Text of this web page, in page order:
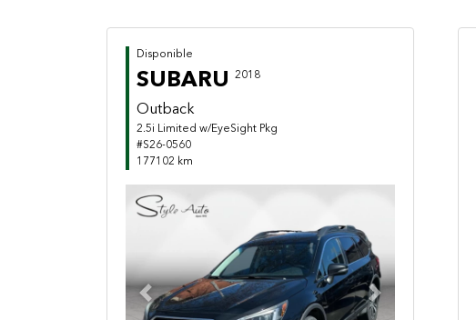
Disponible
SUBARU 2018
Outback
2.5i Limited w/EyeSight Pkg
#S26-0560
177102 km
Previous Next